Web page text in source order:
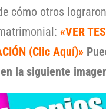
cómo otros
«VER
(Clic Aquí)»
la siguiente